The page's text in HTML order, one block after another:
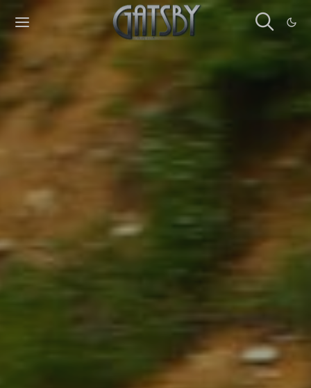
Cookies management panel